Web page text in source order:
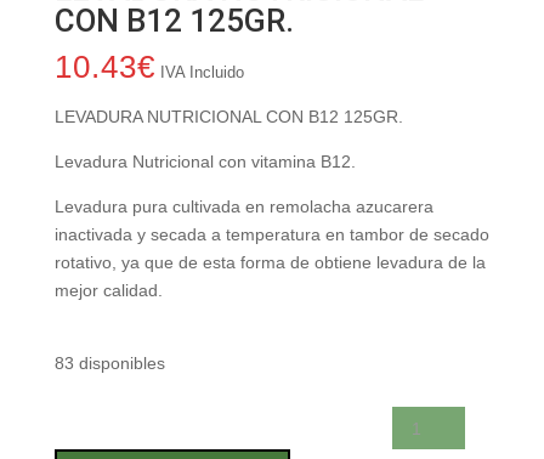
CON B12 125GR.
10.43€ IVA Incluido
LEVADURA NUTRICIONAL CON B12 125GR.
Levadura Nutricional con vitamina B12.
Levadura pura cultivada en remolacha azucarera
inactivada y secada a temperatura en tambor de secado
rotativo, ya que de esta forma de obtiene levadura de la
mejor calidad.
83 disponibles
NUTRICIONAL